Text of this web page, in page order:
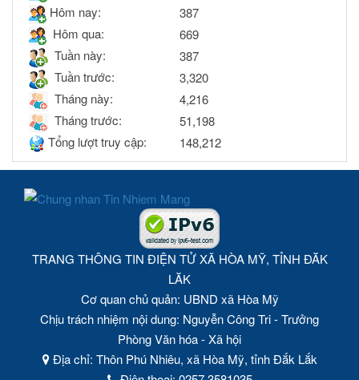
Hôm nay:
387
Hôm qua:
669
Tuần này:
387
Tuần trước:
3,320
Tháng này:
4,216
Tháng trước:
51,198
Tổng lượt truy cập:
148,212
TRANG THÔNG TIN ĐIỆN TỬ XÃ HÒA MỸ, TỈNH ĐĂK
LĂK
Cơ quan chủ quản: UBND xã Hòa Mỹ
Chịu trách nhiệm nội dung: Nguyễn Công Tri - Trưởng
Phòng Văn hóa - Xã hội
Địa chỉ: Thôn Phú Nhiêu, xã Hòa Mỹ, tỉnh Đắk Lắk